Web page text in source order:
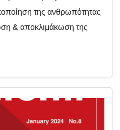
της ανθρωπότητας
& αποκλιμάκωση της